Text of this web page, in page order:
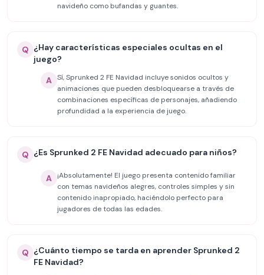
navideño como bufandas y guantes.
Q ¿Hay características especiales ocultas en el
juego?
A Sí, Sprunked 2 FE Navidad incluye sonidos ocultos y
animaciones que pueden desbloquearse a través de
combinaciones específicas de personajes, añadiendo
profundidad a la experiencia de juego.
Q ¿Es Sprunked 2 FE Navidad adecuado para niños?
A
¡Absolutamente! El juego presenta contenido familiar
con temas navideños alegres, controles simples y sin
contenido inapropiado, haciéndolo perfecto para
jugadores de todas las edades.
Q ¿Cuánto tiempo se tarda en aprender Sprunked 2
FE Navidad?